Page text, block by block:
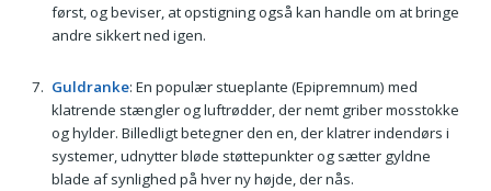
først, og beviser, at opstigning også kan handle om at bringe
andre sikkert ned igen.
Guldranke: En populær stueplante (Epipremnum) med
klatrende stængler og luftrødder, der nemt griber mosstokke
og hylder. Billedligt betegner den en, der klatrer indendørs i
systemer, udnytter bløde støttepunkter og sætter gyldne
blade af synlighed på hver ny højde, der nås.